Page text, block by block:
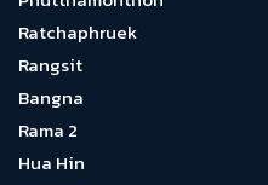
Ratchaphruek
Rangsit
Bangna
Rama 2
Hua Hin